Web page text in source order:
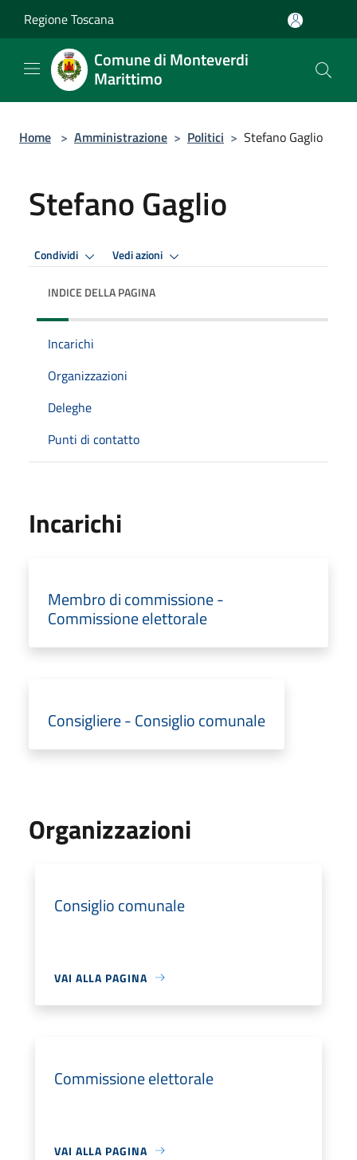
Regione Toscana
Comune di Monteverdi
Marittimo
Home > Amministrazione > Politici > Stefano Gaglio
Stefano Gaglio
Condividi Vedi azioni
INDICE DELLA PAGINA
Incarichi
Organizzazioni
Deleghe
Punti di contatto
Incarichi
Membro di commissione -
Commissione elettorale
Consigliere - Consiglio comunale
Organizzazioni
Consiglio comunale
VAI ALLA PAGINA
Commissione elettorale
VAI ALLA PAGINA